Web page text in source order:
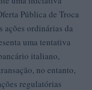
Pública de Troca
ações ordinárias da
uma tentativa
italiano,
no entanto,
regulatórias